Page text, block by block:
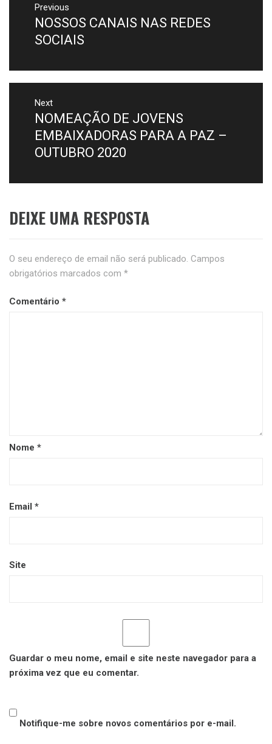
Previous
NOSSOS CANAIS NAS REDES
SOCIAIS
Next
NOMEAÇÃO DE JOVENS
EMBAIXADORAS PARA A PAZ –
OUTUBRO 2020
DEIXE UMA RESPOSTA
O seu endereço de email não será publicado. Campos
obrigatórios marcados com *
Comentário *
Nome *
Email *
Site
Guardar o meu nome, email e site neste navegador para a
próxima vez que eu comentar.
Notifique-me sobre novos comentários por e-mail.